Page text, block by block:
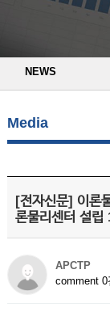
NEWS
Media
[전자신문] 이론
론물리센터 설립
APCTP
comment 0